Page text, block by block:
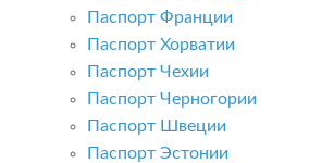
Паспорт Франции
Паспорт Хорватии
Паспорт Чехии
Паспорт Черногории
Паспорт Швеции
Паспорт Эстонии